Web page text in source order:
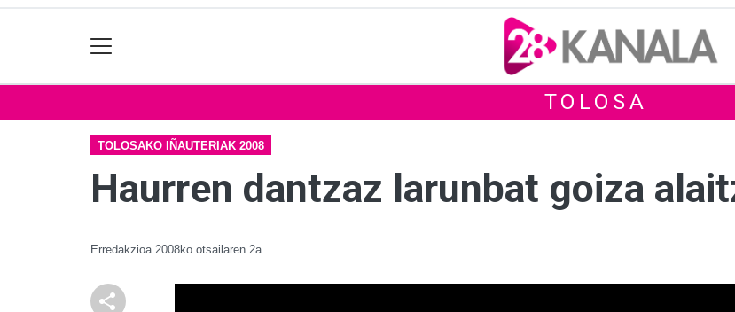
TOLOSA
TOLOSAKO IÑAUTERIAK 2008
Haurren dantzaz larunbat goiza
Erredakzioa 2008ko otsailaren 2a